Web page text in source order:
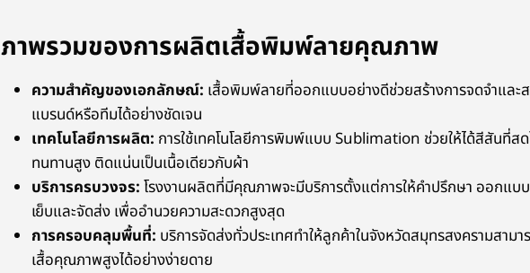
ภาพรวมของการผลิตเสื้อพิมพ์ลายคุณภาพ
ความสำคัญของเอกลักษณ์: เสื้อพิมพ์ลายที่ออกแบบอย่างดีช่วยสร้างการจดจำแล
แบรนด์หรือทีมได้อย่างชัดเจน
เทคโนโลยีการผลิต: การใช้เทคโนโลยีการพิมพ์แบบ Sublimation ช่วยให้ได้สีสันที่ส
ทนทานสูง ติดแน่นเป็นเนื้อเดียวกับผ้า
บริการครบวงจร:โรงงานผลิตที่มีคุณภาพจะมีบริการตั้งแต่การให้คำปรึกษา ออกแบ
เย็บและจัดส่ง เพื่ออำนวยความสะดวกสูงสุด
การครอบคลุมพื้นที่: บริการจัดส่งทั่วประเทศทำให้ลูกค้าในจังหวัดสมุทรสงครามสาม
เสื้อคุณภาพสูงได้อย่างง่ายดาย